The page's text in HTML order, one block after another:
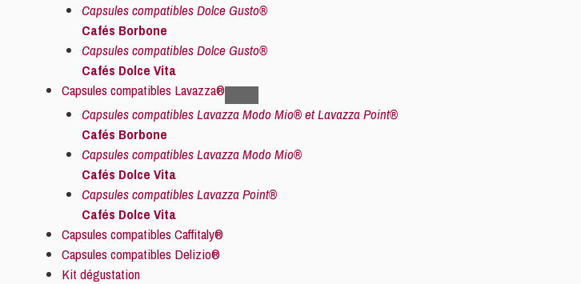
Capsules compatibles Dolce Gusto®
Cafés Borbone
Capsules compatibles Dolce Gusto®
Cafés Dolce Vita
Capsules compatibles Lavazza®
Capsules compatibles Lavazza Modo Mio® et Lavazza Point®
Cafés Borbone
Capsules compatibles Lavazza Modo Mio®
Cafés Dolce Vita
Capsules compatibles Lavazza Point®
Cafés Dolce Vita
Capsules compatibles Caffitaly®
Capsules compatibles Delizio®
Kit dégustation